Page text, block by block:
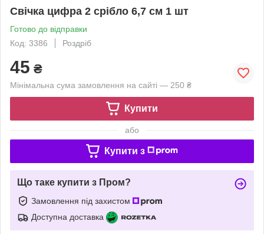
Свічка цифра 2 срібло 6,7 см 1 шт
Готово до відправки
Код: 3386
Роздріб
45 ₴
Мінімальна сума замовлення на сайті — 250 ₴
Купити
або
Купити з
Що таке купити з Пром?
Замовлення під захистом
Доступна доставка